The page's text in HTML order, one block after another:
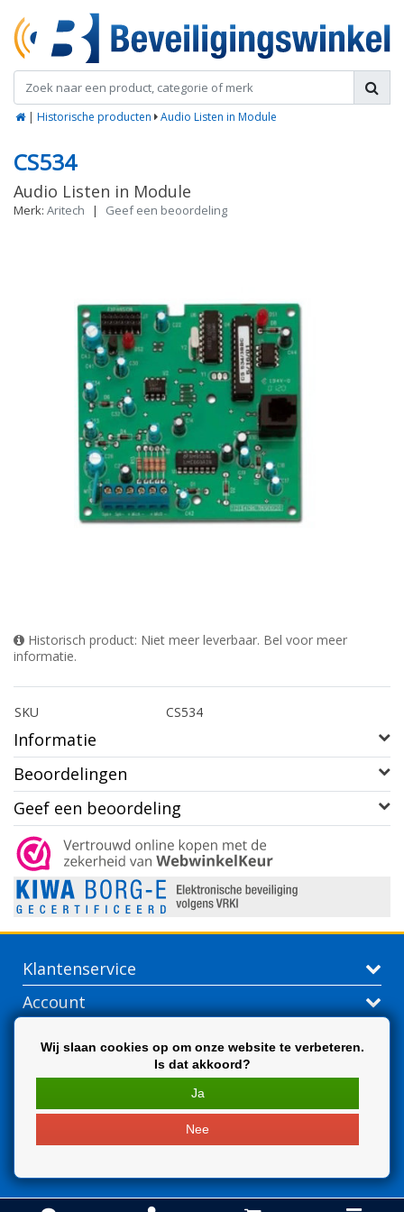
| Historische producten Audio Listen in Module
CS534
Audio Listen in Module
Merk: Aritech | Geef een beoordeling
Historisch product: Niet meer leverbaar. Bel voor meer
informatie.
SKU CS534
Informatie
Beoordelingen
Geef een beoordeling
Klantenservice
Account
Wij slaan cookies op om onze website te verbeteren.
Is dat akkoord?
Ja
Nee